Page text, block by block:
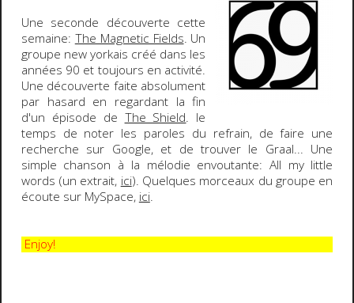
Une seconde découverte cette
semaine: The Magnetic Fields. Un
groupe new yorkais créé dans les
années 90 et toujours en activité.
Une découverte faite absolument
par hasard en regardant la fin
d'un épisode de The Shield. le
temps de noter les paroles du refrain, de faire une
recherche sur Google, et de trouver le Graal... Une
simple chanson à la mélodie envoutante: All my little
words (un extrait, ici). Quelques morceaux du groupe en
écoute sur MySpace, ici.
Enjoy!